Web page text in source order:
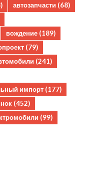
автозапчасти (68)
вождение (189)
(79)
(241)
импорт (177)
(452)
(99)